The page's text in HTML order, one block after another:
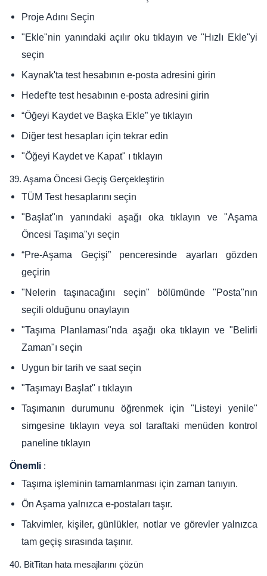
Proje Adını Seçin
"Ekle"nin yanındaki açılır oku tıklayın ve "Hızlı Ekle"yi
seçin
Kaynak'ta test hesabının e-posta adresini girin
Hedef'te test hesabının e-posta adresini girin
“Öğeyi Kaydet ve Başka Ekle” ye tıklayın
Diğer test hesapları için tekrar edin
"Öğeyi Kaydet ve Kapat" ı tıklayın
39. Aşama Öncesi Geçiş Gerçekleştirin
TÜM Test hesaplarını seçin
"Başlat"ın yanındaki aşağı oka tıklayın ve "Aşama
Öncesi Taşıma"yı seçin
“Pre-Aşama Geçişi” penceresinde ayarları gözden
geçirin
"Nelerin taşınacağını seçin" bölümünde "Posta"nın
seçili olduğunu onaylayın
"Taşıma Planlaması"nda aşağı oka tıklayın ve "Belirli
Zaman"ı seçin
Uygun bir tarih ve saat seçin
"Taşımayı Başlat" ı tıklayın
Taşımanın durumunu öğrenmek için "Listeyi yenile"
simgesine tıklayın veya sol taraftaki menüden kontrol
paneline tıklayın
Önemli :
Taşıma işleminin tamamlanması için zaman tanıyın.
Ön Aşama yalnızca e-postaları taşır.
Takvimler, kişiler, günlükler, notlar ve görevler yalnızca
tam geçiş sırasında taşınır.
40. BitTitan hata mesajlarını çözün